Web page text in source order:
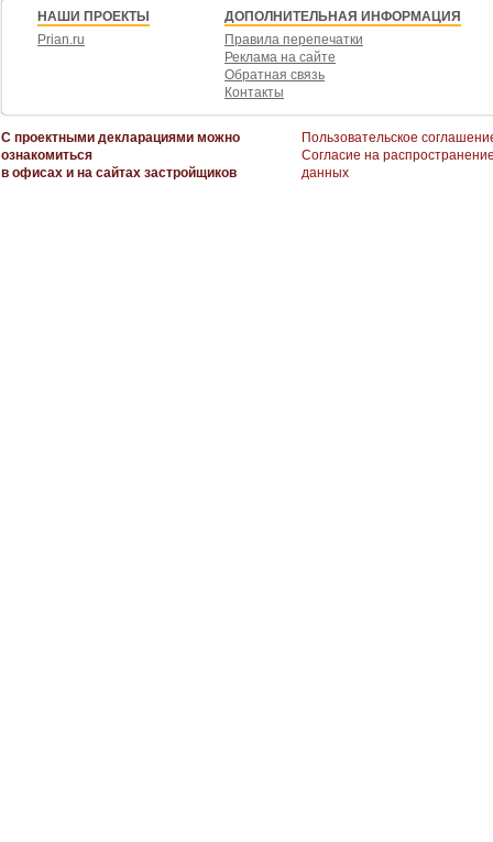
НАШИ ПРОЕКТЫ
Prian.ru
ДОПОЛНИТЕЛЬНАЯ ИНФОРМАЦИЯ
Правила перепечатки
Реклама на сайте
Обратная связь
Контакты
С проектными декларациями можно
ознакомиться
в офисах и на сайтах застройщиков
Пользовательское
Согласие на
данных